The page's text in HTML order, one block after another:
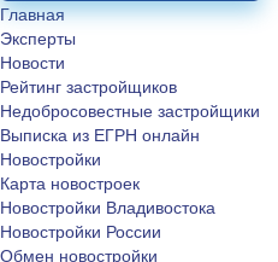
Главная
Эксперты
Новости
Рейтинг застройщиков
Недобросовестные застройщики
Выписка из ЕГРН онлайн
Новостройки
Карта новостроек
Новостройки Владивостока
Новостройки России
Обмен новостройки